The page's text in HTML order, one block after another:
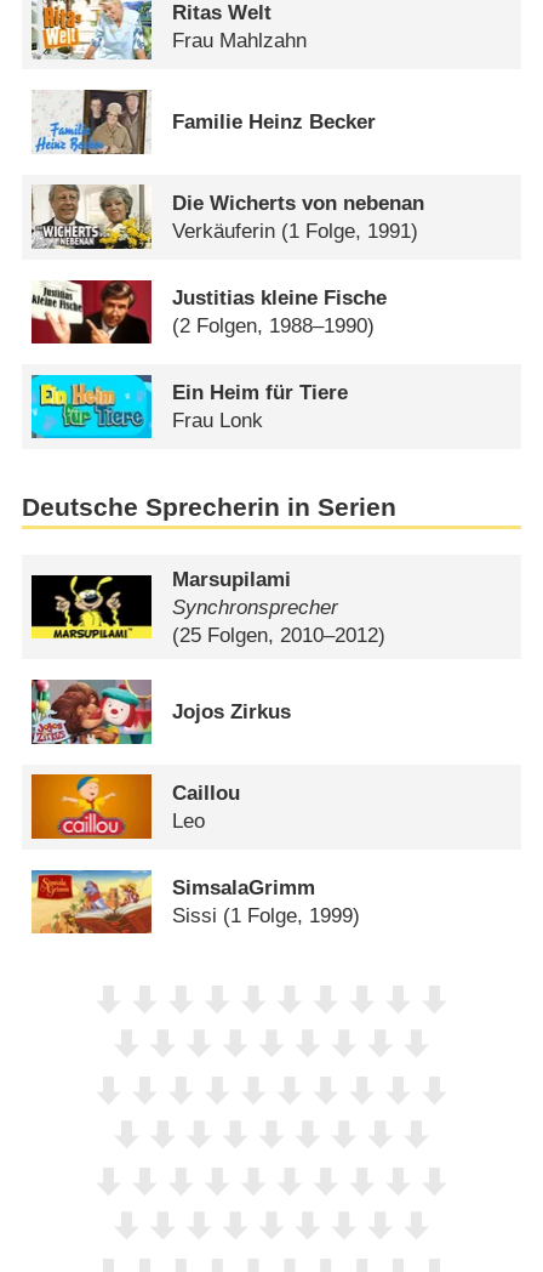
Ritas Welt
Frau Mahlzahn
Familie Heinz Becker
Die Wicherts von nebenan
Verkäuferin (1 Folge, 1991)
Justitias kleine Fische
(2 Folgen, 1988–1990)
Ein Heim für Tiere
Frau Lonk
Deutsche Sprecherin in Serien
Marsupilami
Synchronsprecher
(25 Folgen, 2010–2012)
Jojos Zirkus
Caillou
Leo
SimsalaGrimm
Sissi (1 Folge, 1999)